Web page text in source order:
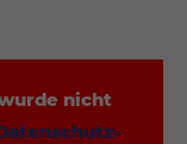
nicht